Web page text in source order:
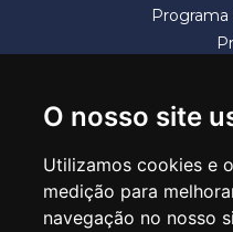
O nosso site
Utilizamos cookies e
medição para
navegação no nosso